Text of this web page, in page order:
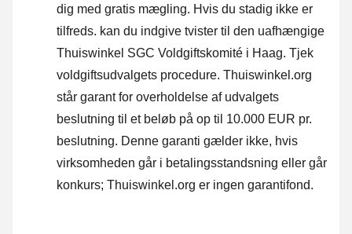
dig med gratis mægling. Hvis du stadig ikke er
tilfreds. kan du indgive tvister til den uafhængige
Thuiswinkel SGC Voldgiftskomité i Haag. Tjek
voldgiftsudvalgets procedure. Thuiswinkel.org
står garant for overholdelse af udvalgets
beslutning til et beløb på op til 10.000 EUR pr.
beslutning. Denne garanti gælder ikke, hvis
virksomheden går i betalingsstandsning eller går
konkurs; Thuiswinkel.org er ingen garantifond.